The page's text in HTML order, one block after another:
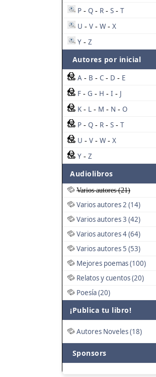
P - Q - R - S - T
U - V - W - X
Y - Z
Autores por inicial
A - B - C - D - E
F - G - H - I - J
K - L - M - N - O
P - Q - R - S - T
U - V - W - X
Y - Z
Audiolibros
Varios autores (21)
Varios autores 2 (14)
Varios autores 3 (42)
Varios autores 4 (64)
Varios autores 5 (53)
Mejores poemas (100)
Relatos y cuentos (20)
Poesía (20)
¡Publica tu libro!
Autores Noveles (18)
Sponsors